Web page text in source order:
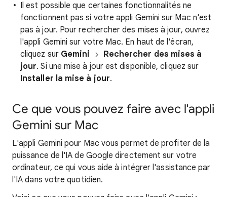
Il est possible que certaines fonctionnalités ne
fonctionnent pas si votre appli Gemini sur Mac n'est
pas à jour. Pour rechercher des mises à jour, ouvrez
l'appli Gemini sur votre Mac. En haut de l'écran,
cliquez sur Gemini
Rechercher des mises à
jour. Si une mise à jour est disponible, cliquez sur
Installer la mise à jour.
Ce que vous pouvez faire avec l'appli
Gemini sur Mac
L'appli Gemini pour Mac vous permet de profiter de la
puissance de l'IA de Google directement sur votre
ordinateur, ce qui vous aide à intégrer l'assistance par
l'IA dans votre quotidien.